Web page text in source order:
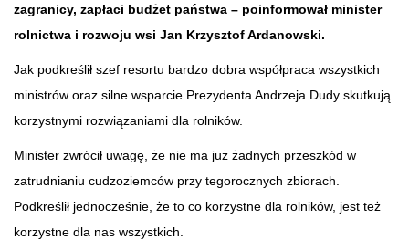
zagranicy, zapłaci budżet państwa – poinformował minister
rolnictwa i rozwoju wsi Jan Krzysztof Ardanowski.
Jak podkreślił szef resortu bardzo dobra współpraca wszystkich
ministrów oraz silne wsparcie Prezydenta Andrzeja Dudy skutkują
korzystnymi rozwiązaniami dla rolników.
Minister zwrócił uwagę, że nie ma już żadnych przeszkód w
zatrudnianiu cudzoziemców przy tegorocznych zbiorach.
Podkreślił jednocześnie, że to co korzystne dla rolników, jest też
korzystne dla nas wszystkich.